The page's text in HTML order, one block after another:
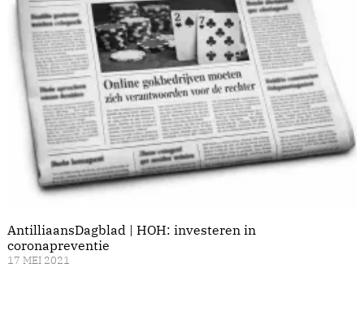
AntilliaansDagblad | HOH: investeren in
coronapreventie
17 MEI 2021